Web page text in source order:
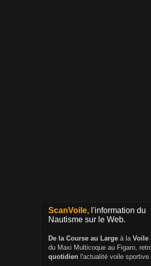
ScanVoile, l'information du
Nautisme sur le Web.
De la Course au Large à la Voile
du Maxi Multicoque au Figaro,
quotidien l'actualité voile sportive.